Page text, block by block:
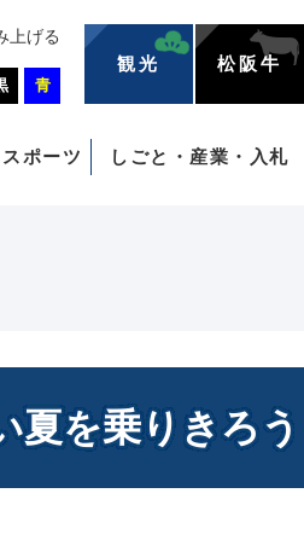
上げる
青
観光 松阪牛
ポーツ しごと・産業・入札
夏を乗りきろう